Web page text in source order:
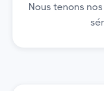
Nous tenons